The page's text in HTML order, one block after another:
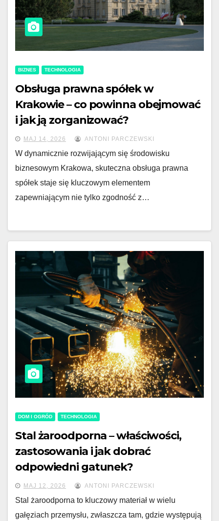
BIZNES TECHNOLOGIA
Obsługa prawna spółek w
Krakowie – co powinna obejmować
i jak ją zorganizować?
MAJ 14, 2026 ANTONI PARCZEWSKI
W dynamicznie rozwijającym się środowisku
biznesowym Krakowa, skuteczna obsługa prawna
spółek staje się kluczowym elementem
zapewniającym nie tylko zgodność z…
DOM I OGRÓD TECHNOLOGIA
Stal żaroodporna – właściwości,
zastosowania i jak dobrać
odpowiedni gatunek?
MAJ 12, 2026 ANTONI PARCZEWSKI
Stal żaroodporna to kluczowy materiał w wielu
gałęziach przemysłu, zwłaszcza tam, gdzie występują